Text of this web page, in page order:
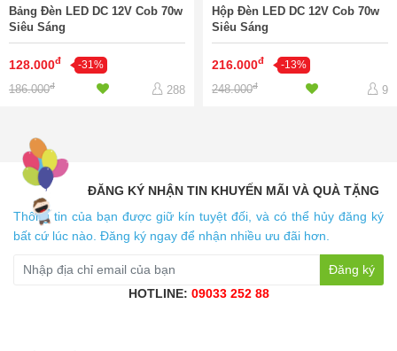
Bảng Đèn LED DC 12V Cob 70w
Siêu Sáng
128.000đ -31%
186.000đ 288
Hộp Đèn LED DC 12V Cob 70w
Siêu Sáng
216.000đ -13%
248.000đ 9
ĐĂNG KÝ NHẬN TIN KHUYẾN MÃI VÀ QUÀ TẶNG
Thông tin của bạn được giữ kín tuyệt đối, và có thể hủy đăng ký
bất cứ lúc nào. Đăng ký ngay để nhận nhiều ưu đãi hơn.
Đăng ký
HOTLINE: 09033 252 88